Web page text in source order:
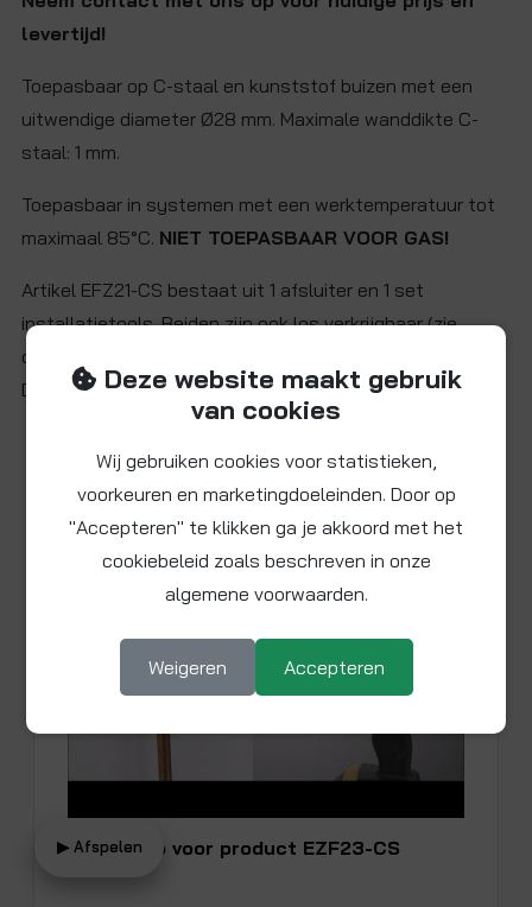
levertijd!
Toepasbaar op C-staal en kunststof buizen met een
uitwendige diameter Ø28 mm. Maximale wanddikte C-
staal: 1 mm.
Toepasbaar in systemen met een werktemperatuur tot
maximaal 85°C. NIET TOEPASBAAR VOOR GAS!
Artikel EFZ21-CS bestaat uit 1 afsluiter en 1 set
installatietools. Beiden zijn ook los verkrijgbaar (zie
onder).
Downloadhier de installatie-instructies.
Beschikbare video
▶ Afspelen
Bekijk video voor product EZF23-CS
Deze website maakt gebruik
van cookies
Wij gebruiken cookies voor statistieken,
voorkeuren en marketingdoeleinden. Door op
"Accepteren" te klikken ga je akkoord met het
cookiebeleid zoals beschreven in onze
algemene voorwaarden.
Weigeren Accepteren